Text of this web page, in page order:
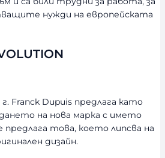
нужди на европейската
Franck Dupuis предлага като
на нова марка с името
предлага това, което липсва на
дизайн.